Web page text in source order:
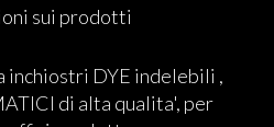
sui prodotti
inchiostri DYE indelebili ,
di alta qualita', per